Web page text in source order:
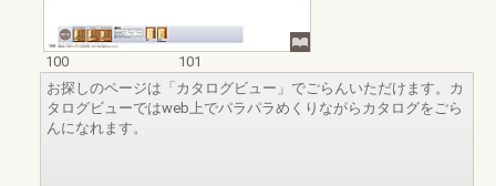
100
101
お探しのページは「カタログビュー」でごらんいただけます。カ
タログビューではweb上でパラパラめくりながらカタログをごら
んになれます。